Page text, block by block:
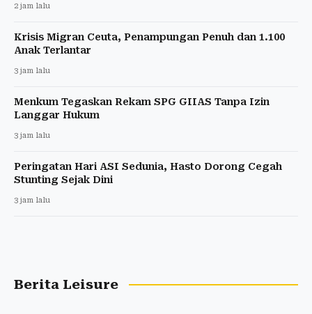
2 jam lalu
Krisis Migran Ceuta, Penampungan Penuh dan 1.100
Anak Terlantar
3 jam lalu
Menkum Tegaskan Rekam SPG GIIAS Tanpa Izin
Langgar Hukum
3 jam lalu
Peringatan Hari ASI Sedunia, Hasto Dorong Cegah
Stunting Sejak Dini
3 jam lalu
Berita Leisure